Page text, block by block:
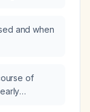
and when
of